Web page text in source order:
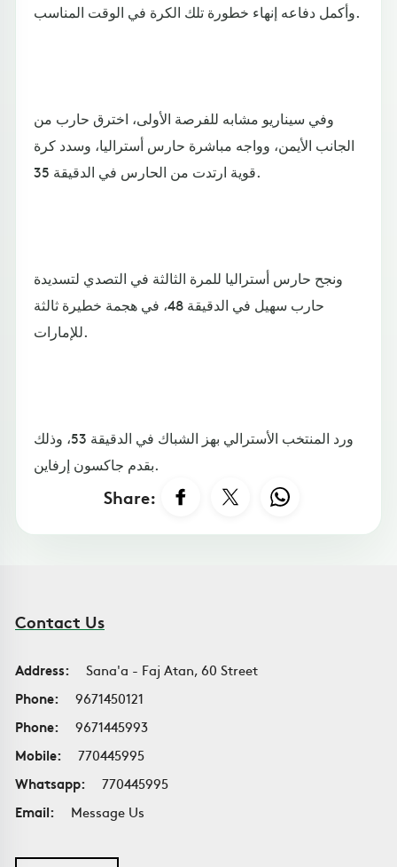
وأكمل دفاعه إنهاء خطورة تلك الكرة في الوقت المناسب.
وفي سيناريو مشابه للفرصة الأولى، اخترق حارب من
الجانب الأيمن، وواجه مباشرة حارس أستراليا، وسدد كرة
قوية ارتدت من الحارس في الدقيقة 35.
ونجح حارس أستراليا للمرة الثالثة في التصدي لتسديدة
حارب سهيل في الدقيقة 48، في هجمة خطيرة ثالثة
للإمارات.
ورد المنتخب الأسترالي بهز الشباك في الدقيقة 53، وذلك
بقدم جاكسون إرفاين.
Share:
Contact Us
Address:
Sana'a - Faj Atan, 60 Street
Phone:
9671450121
Phone:
9671445993
Mobile:
770445995
Whatsapp:
770445995
Email:
Message Us